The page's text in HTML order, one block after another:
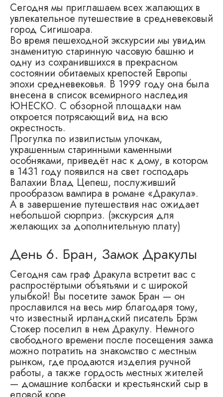
Сегодня мы приглашаем всех жалающих в
увлекательное путешествие в средневековый
город Сигишоара.
Во время пешеходной экскурсии мы увидим
знаменитую старинную часовую башню и
одну из сохранившихся в прекрасном
состоянии обитаемых крепостей Европы
эпохи средневековья. В 1999 году она была
внесена в список всемирного наследия
ЮНЕСКО. С обзорной площадки нам
откроется потрясающий вид на всю
окрестность.
Прогулка по извилистым улочкам,
украшенным старинными каменными
особняками, приведёт нас к дому, в котором
в 1431 году появился на свет господарь
Валахии Влад Цепеш, послуживший
прообразом вампира в романе «Дракула».
А в завершение путешествия нас ожидает
небольшой сюрприз. (экскурсия для
желающих за дополнительную плату)
День 6. Бран, Замок Дракулы
Сегодня сам граф Дракула встретит вас с
распростёртыми объятьями и с широкой
улыбкой! Вы посетите замок Бран — он
прославился на весь мир благодаря тому,
что известный ирландский писатель Брэм
Стокер поселил в нем Дракулу. Немного
свободного времени после посещения замка
можно потратить на знакомство с местным
рынком, где продаются изделия ручной
работы, а также гордость местных жителей
— домашние колбаски и крестьянский сыр в